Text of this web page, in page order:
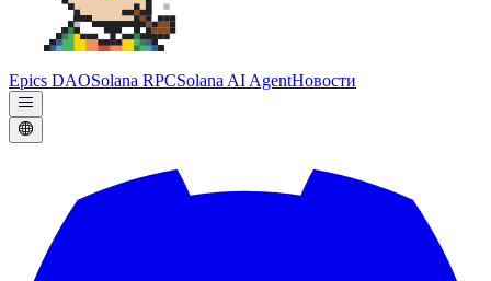
Epics DAOSolana RPCSolana AI AgentНовости